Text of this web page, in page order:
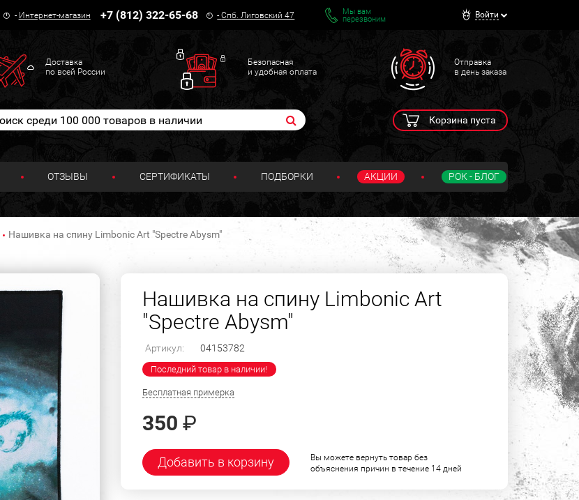
- Интернет-магазин +7 (812) 322-65-68 -Спб. Лиговский 47
Мы вам
перезвоним
Войти
Доставка
по всей России
Безопасная
и удобная оплата
Отправка
в день заказа
Корзина пуста
ОТЗЫВЫ СЕРТИФИКАТЫ ПОДБОРКИ АКЦИИ РОК - БЛОГ
Нашивка на спину Limbonic Art "Spectre Abysm"
Нашивка на спину Limbonic Art
"Spectre Abysm"
Артикул: 04153782
Последний товар в наличии!
Бесплатная примерка
350 ₽
Добавить в корзину
Вы можете вернуть товар без
объяснения причин в течение 14 дней